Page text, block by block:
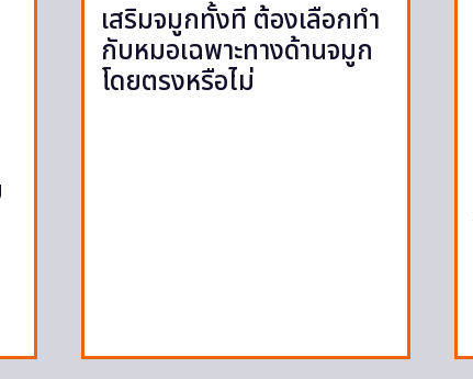
เสริมจมูกทั้งที ต้องเลือกทำ
กับหมอเฉพาะทางด้านจมูก
โดยตรงหรือไม่